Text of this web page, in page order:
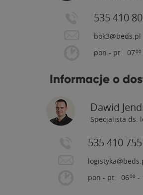
535 410
bok3@beds.pl
pon - pt: 0700
Informacje o
Dawid
Specjalista ds.
535 410 755
pon - pt: 0600 -